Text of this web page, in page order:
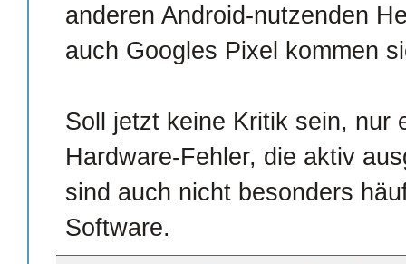
anderen Android-nutzenden
auch Googles Pixel kommen
Soll jetzt keine Kritik sein, nur
Hardware-Fehler, die aktiv
sind auch nicht besonders
Software.